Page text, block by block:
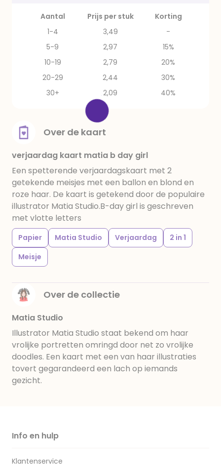
Aantal Prijs per stuk
Korting
1-4
3,49
-
5-9
2,97
15%
10-19
2,79
20%
20-29
2,44
30%
30+
2,09 40%
Over de kaart
verjaardag kaart matia b day girl
Een spetterende verjaardagskaart met 2
getekende meisjes met een ballon en blond en
roze haar. De kaart is getekend door de populaire
illustrator Matia Studio.B-day girl is geschreven
met vlotte letters
Papier Matia Studio Verjaardag
2 in 1
Meisje
Over de collectie
Matia Studio
Illustrator Matia Studio staat bekend om haar
vrolijke portretten omringd door net zo vrolijke
doodles. Een kaart met een van haar illustraties
tovert gegarandeerd een lach op iemands
gezicht.
Info en hulp
Klantenservice